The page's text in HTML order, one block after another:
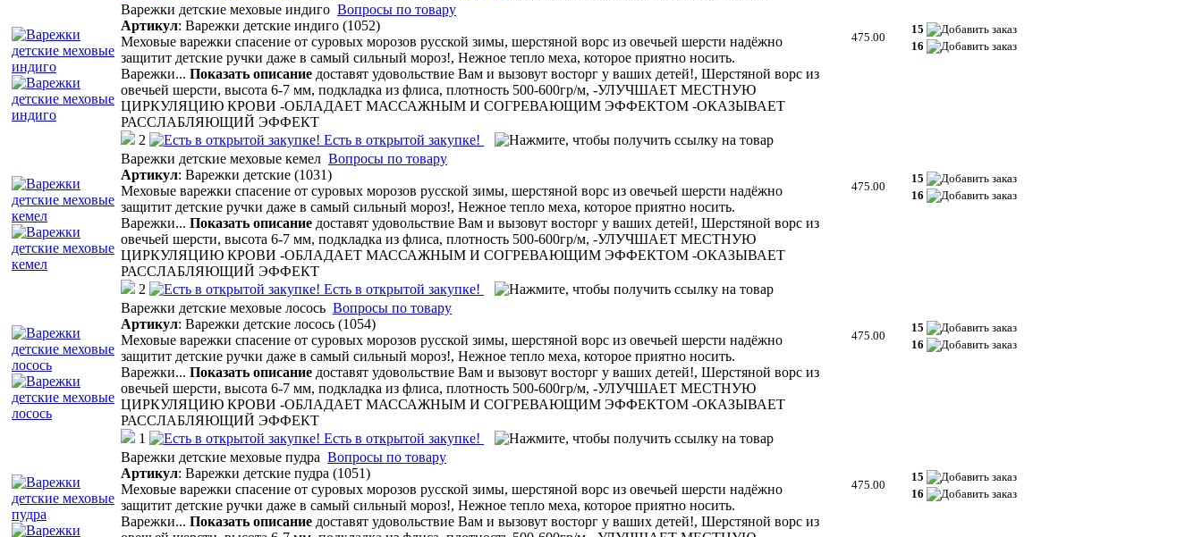
Варежки детские меховые индиго Вопросы по товару
Артикул: Варежки детские индиго (1052)
Меховые варежки спасение от суровых морозов русской зимы, шерстяной ворс из овечьей шерсти надёжно
защитит детские ручки даже в самый сильный мороз!, Нежное тепло меха, которое приятно носить.
Варежки... Показать описание доставят удовольствие Вам и вызовут восторг у ваших детей!, Шерстяной ворс из
овечьей шерсти, высота 6-7 мм, подкладка из флиса, плотность 500-600гр/м, -УЛУЧШАЕТ МЕСТНУЮ
ЦИРКУЛЯЦИЮ КРОВИ -ОБЛАДАЕТ МАССАЖНЫМ И СОГРЕВАЮЩИМ ЭФФЕКТОМ -ОКАЗЫВАЕТ
РАССЛАБЛЯЮЩИЙ ЭФФЕКТ
2
Есть в открытой закупке!
475.00
15
16
Варежки детские меховые кемел Вопросы по товару
Артикул: Варежки детские (1031)
Меховые варежки спасение от суровых морозов русской зимы, шерстяной ворс из овечьей шерсти надёжно
защитит детские ручки даже в самый сильный мороз!, Нежное тепло меха, которое приятно носить.
Варежки... Показать описание доставят удовольствие Вам и вызовут восторг у ваших детей!, Шерстяной ворс из
овечьей шерсти, высота 6-7 мм, подкладка из флиса, плотность 500-600гр/м, -УЛУЧШАЕТ МЕСТНУЮ
ЦИРКУЛЯЦИЮ КРОВИ -ОБЛАДАЕТ МАССАЖНЫМ И СОГРЕВАЮЩИМ ЭФФЕКТОМ -ОКАЗЫВАЕТ
РАССЛАБЛЯЮЩИЙ ЭФФЕКТ
2
Есть в открытой закупке!
475.00
15
16
Варежки детские меховые лосось Вопросы по товару
Артикул: Варежки детские лосось (1054)
Меховые варежки спасение от суровых морозов русской зимы, шерстяной ворс из овечьей шерсти надёжно
защитит детские ручки даже в самый сильный мороз!, Нежное тепло меха, которое приятно носить.
Варежки... Показать описание доставят удовольствие Вам и вызовут восторг у ваших детей!, Шерстяной ворс из
овечьей шерсти, высота 6-7 мм, подкладка из флиса, плотность 500-600гр/м, -УЛУЧШАЕТ МЕСТНУЮ
ЦИРКУЛЯЦИЮ КРОВИ -ОБЛАДАЕТ МАССАЖНЫМ И СОГРЕВАЮЩИМ ЭФФЕКТОМ -ОКАЗЫВАЕТ
РАССЛАБЛЯЮЩИЙ ЭФФЕКТ
1
Есть в открытой закупке!
475.00
15
16
Варежки детские меховые пудра Вопросы по товару
Артикул: Варежки детские пудра (1051)
Меховые варежки спасение от суровых морозов русской зимы, шерстяной ворс из овечьей шерсти надёжно
защитит детские ручки даже в самый сильный мороз!, Нежное тепло меха, которое приятно носить.
Варежки... Показать описание доставят удовольствие Вам и вызовут восторг у ваших детей!, Шерстяной ворс из
475.00
15
16